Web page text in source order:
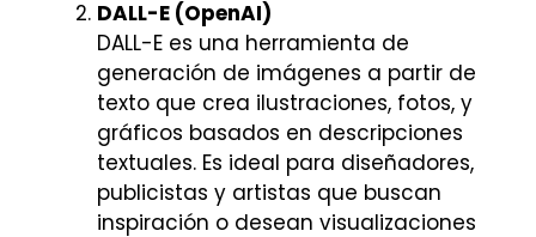
DALL-E (OpenAI)
DALL-E es una herramienta de
generación de imágenes a partir de
texto que crea ilustraciones, fotos, y
gráficos basados en descripciones
textuales. Es ideal para diseñadores,
publicistas y artistas que buscan
inspiración o desean visualizaciones